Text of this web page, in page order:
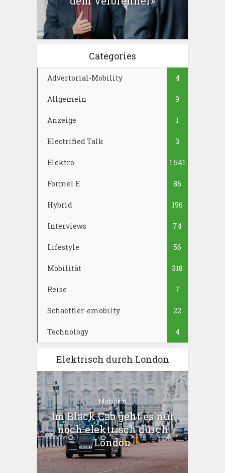
Categories
Advertorial-Mobility 4
Allgemein 9
Anzeige 1
Electrified Talk 3
Elektro 1.541
Formel E 86
Hybrid 196
Interviews 74
Lifestyle 56
Mobilität 318
Reise 7
Schaeffler-emobilty 22
Technology 4
Elektrisch durch London
Mobilität
Im Black Cab geht es nur
noch elektrisch durch
London